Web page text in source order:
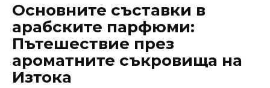
Основните съставки в
арабските парфюми:
Пътешествие през
ароматните съкровища на
Изтока